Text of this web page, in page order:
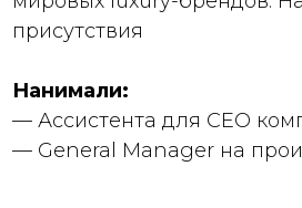
присутствия
Нанимали:
— Ассистента для CEO
— General Manager на